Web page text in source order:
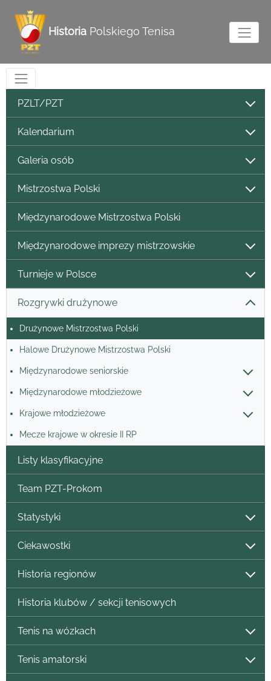
Historia Polskiego Tenisa
PZLT/PZT
Kalendarium
Galeria osób
Mistrzostwa Polski
Międzynarodowe Mistrzostwa Polski
Międzynarodowe imprezy mistrzowskie
Turnieje w Polsce
Rozgrywki drużynowe
Drużynowe Mistrzostwa Polski
Halowe Drużynowe Mistrzostwa Polski
Międzynarodowe seniorskie
Międzynarodowe młodzieżowe
Krajowe młodzieżowe
Mecze krajowe w okresie II RP
Listy klasyfikacyjne
Team PZT-Prokom
Statystyki
Ciekawostki
Historia regionów
Historia klubów / sekcji tenisowych
Tenis na wózkach
Tenis amatorski